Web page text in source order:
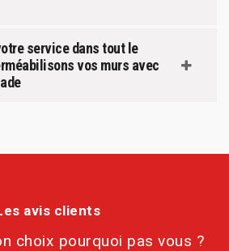
service dans tout le
vos murs avec
avis clients
choix pourquoi pas vous ?